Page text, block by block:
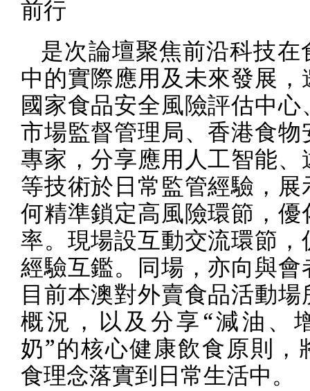
前行
是次論壇聚焦前沿科技在
中的實際應用及未來發展，
國家食品安全風險評估中心
市場監督管理局、香港食物
專家，分享應用人工智能、
等技術於日常監管經驗，展
何精準鎖定高風險環節，優
率。現場設互動交流環節，
經驗互鑑。同場，亦向與會
目前本澳對外賣食品活動場
概況，以及分享“減油、
奶”的核心健康飲食原則，
食理念落實到日常生活中。